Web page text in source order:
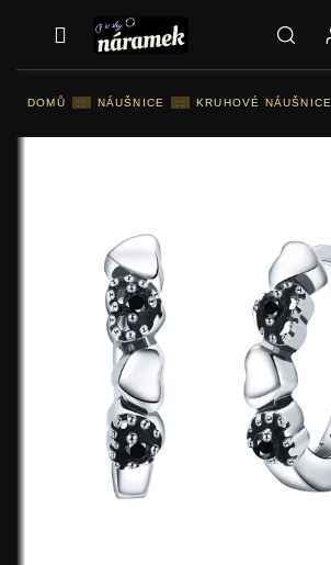
DOMŮ :: NÁUŠNICE :: KRUHOVÉ NÁUŠNICE